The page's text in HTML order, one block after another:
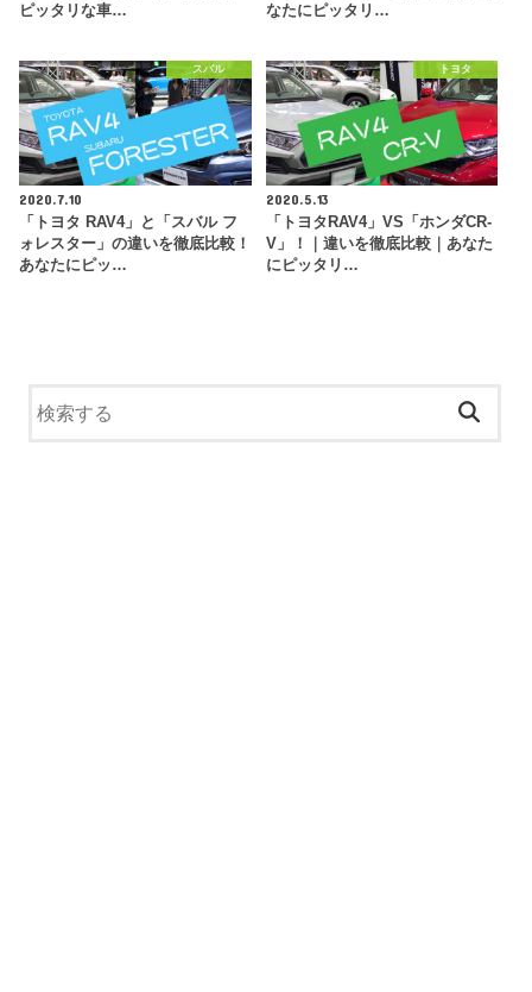
ピッタリな車…
なたにピッタリ…
スバル
2020.7.10
「トヨタ RAV4」と「スバル フ
ォレスター」の違いを徹底比較！
あなたにピッ…
トヨタ
2020.5.13
「トヨタRAV4」VS「ホンダCR-
V」！｜違いを徹底比較｜あなた
にピッタリ…